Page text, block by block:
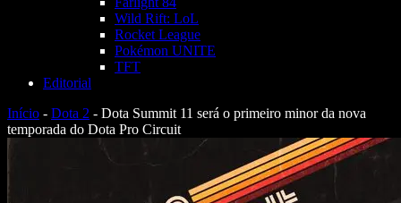
Wild Rift: LoL
Rocket League
Pokémon UNITE
TFT
Editorial
Início - Dota 2 - Dota Summit 11 será o primeiro minor da nova
temporada do Dota Pro Circuit